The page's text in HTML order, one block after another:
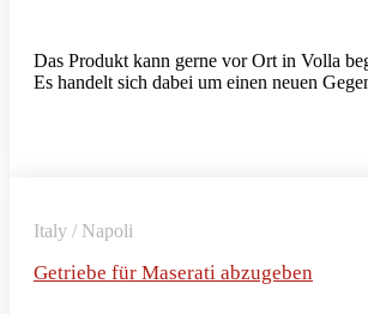
Das Produkt kann gerne vor Ort in Volla
Es handelt sich dabei um einen neuen
Italy / Napoli
Getriebe für Maserati abzugeben